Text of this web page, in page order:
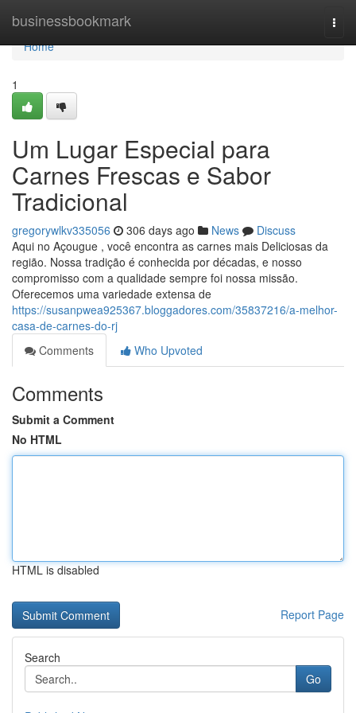
businessbookmark
Home
Home
1
Um Lugar Especial para
Carnes Frescas e Sabor
Tradicional
gregorywlkv335056 306 days ago News
Discuss
Aqui no Açougue , você encontra as carnes mais Deliciosas da
região. Nossa tradição é conhecida por décadas, e nosso
compromisso com a qualidade sempre foi nossa missão.
Oferecemos uma variedade extensa de
https://susanpwea925367.bloggadores.com/35837216/a-melhor-
casa-de-carnes-do-rj
Comments
Who Upvoted
Comments
Submit a Comment
No HTML
HTML is disabled
Report Page
Search
Go